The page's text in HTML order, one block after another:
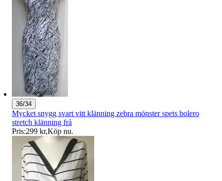
36/34
Mycket snygg svart vitt klänning zebra mönster spets bolero
stretch klänning frå
Pris:299 kr,Köp nu.